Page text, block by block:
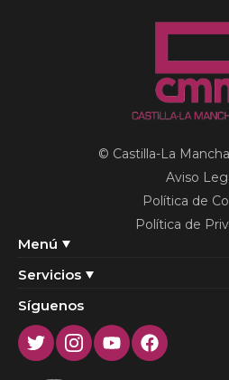
Menú
Servicios
© Castilla-La
Aviso
Política de
Política de
Síguenos
TwitterInstagram
YoutubeFacebook